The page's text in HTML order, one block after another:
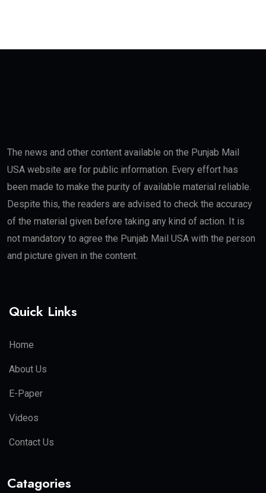
The news and other content available on the Punjab Mail
USA website are for public information. Every effort has
been made to make the purity of available material reliable.
Despite this, the readers are advised to check the accuracy
of the material given before taking any kind of action. It is
not mandatory to agree the Punjab Mail USA with the person
and picture given in the content.
Quick Links
Home
About Us
E-Paper
Videos
Contact Us
Catagories